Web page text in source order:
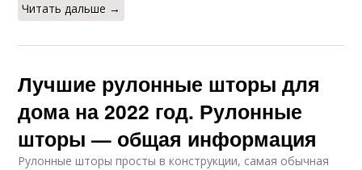
Читать дальше →
Лучшие рулонные шторы для
дома на 2022 год. Рулонные
шторы — общая информация
Рулонные шторы просты в конструкции, самая обычная